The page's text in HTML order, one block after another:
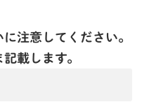
注意してください。
載します。